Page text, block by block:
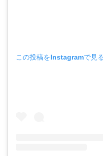
この投稿をInstagramで見る